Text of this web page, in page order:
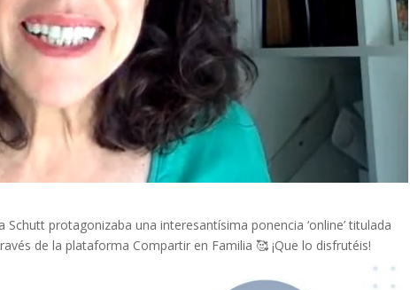
protagonizaba una interesantísima ponencia ‘online’ titulada
de la plataforma Compartir en Familia 🥰 ¡Que lo disfrutéis!